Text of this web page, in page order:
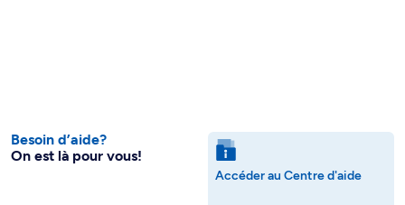
Besoin d’aide?
On est là pour vous!
Accéder au Centre d'aide